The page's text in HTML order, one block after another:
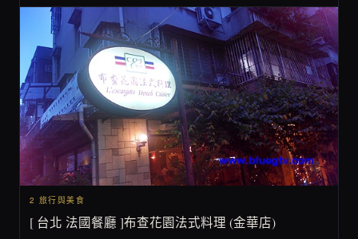
2 旅行與美食
[ 台北 法國餐廳 ]布查花園法式料理 (金華店)